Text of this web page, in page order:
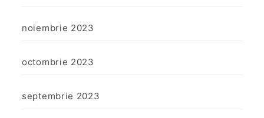
noiembrie 2023
octombrie 2023
septembrie 2023